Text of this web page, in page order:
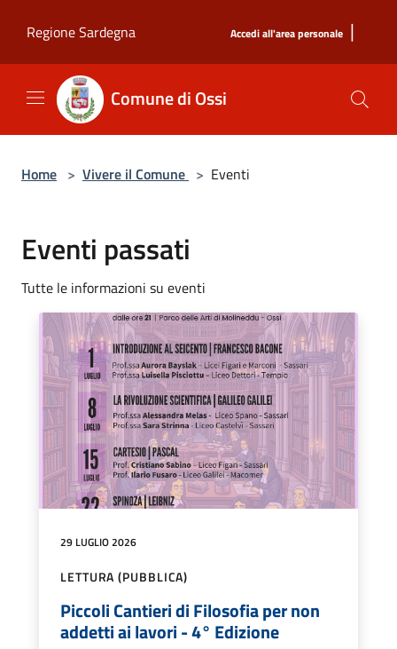
Regione Sardegna
Accedi all'area personale |
Comune di Ossi
Home > Vivere il Comune > Eventi
Eventi passati
Tutte le informazioni su eventi
29 LUGLIO 2026
LETTURA (PUBBLICA)
Piccoli Cantieri di Filosofia per non
addetti ai lavori - 4° Edizione